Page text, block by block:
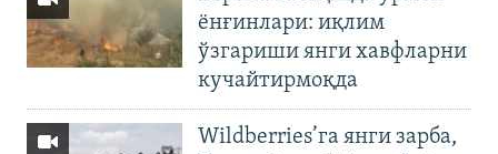
ёнғинлари: иқлим
ўзгариши янги хавфларни
кучайтирмоқда
Wildberries’га янги зарба,